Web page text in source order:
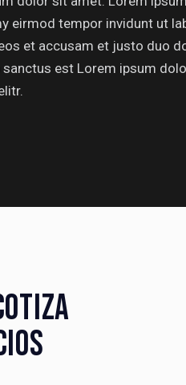
eirmod tempor invidunt ut
et accusam et justo duo
sanctus est Lorem ipsum